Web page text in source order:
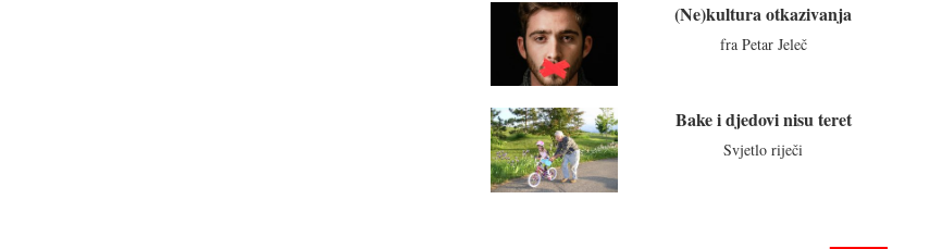
(Ne)kultura otkazivanja
fra Petar Jeleč
Bake i djedovi nisu teret
Svjetlo riječi